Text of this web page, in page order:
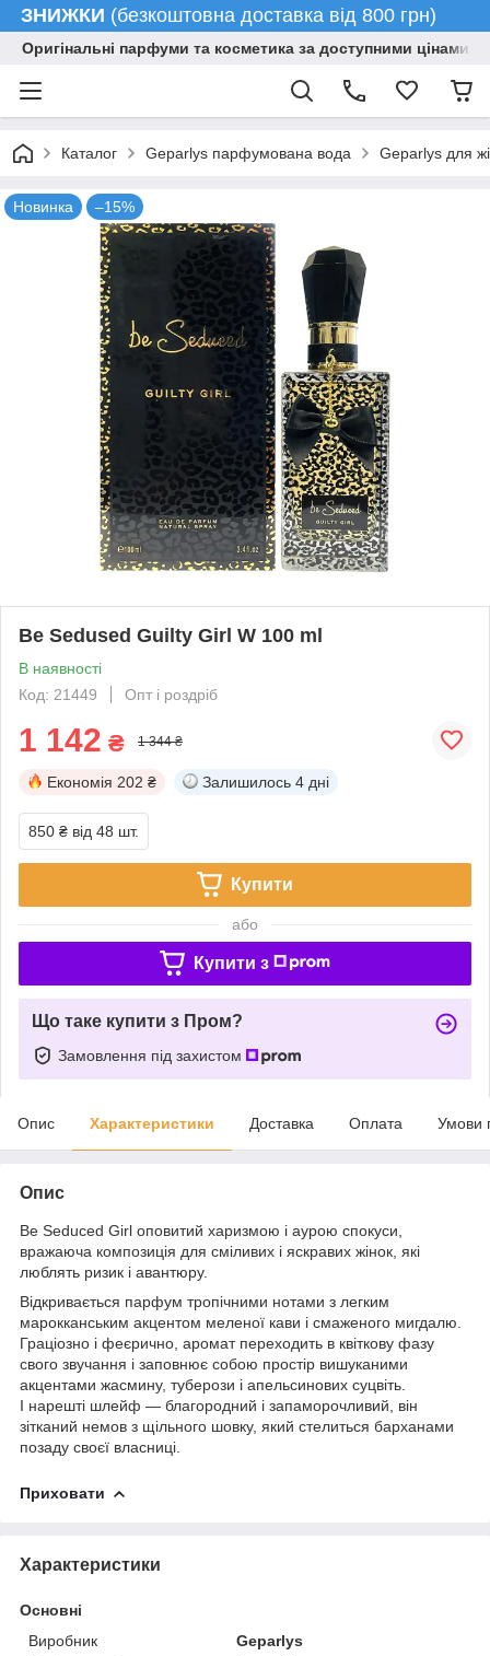
ЗНИЖКИ (безкоштовна доставка від 800 грн)
Оригінальні парфуми та косметика за доступними цінами
Каталог Geparlys парфумована вода Geparlys для
Новинка –15%
Be Sedused Guilty Girl W 100 ml
В наявності
Код: 21449
Опт і роздріб
1 142 ₴ 1 344 ₴
Економія 202 ₴ Залишилось 4 дні
850 ₴ від 48 шт.
Купити
або
Купити з
Що таке купити з Пром?
Замовлення під захистом
Опис Характеристики Доставка Оплата Умови
Опис
Be Seduced Girl оповитий харизмою і аурою спокуси,
вражаюча композиція для сміливих і яскравих жінок, які
люблять ризик і авантюру.
Відкривається парфум тропічними нотами з легким
марокканським акцентом меленої кави і смаженого мигдалю.
Граціозно і феєрично, аромат переходить в квіткову фазу
свого звучання і заповнює собою простір вишуканими
акцентами жасмину, туберози і апельсинових суцвіть.
І нарешті шлейф — благородний і запаморочливий, він
зітканий немов з щільного шовку, який стелиться барханами
позаду своєї власниці.
Приховати
Характеристики
Основні
Виробник
Geparlys